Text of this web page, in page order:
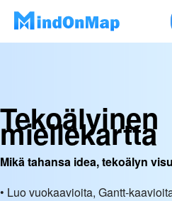
Tekoälyinen
miellekartta
Mikä tahansa idea, tekoälyn
• Luo vuokaavioita, Gantt-